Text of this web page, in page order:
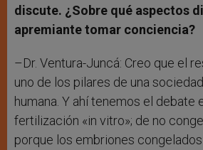
discute. ¿Sobre qué aspectos
apremiante tomar conciencia?
–Dr. Ventura-Juncá: Creo que el
uno de los pilares de una
humana. Y ahí tenemos el debate
fertilización «in vitro»; de no
porque los embriones